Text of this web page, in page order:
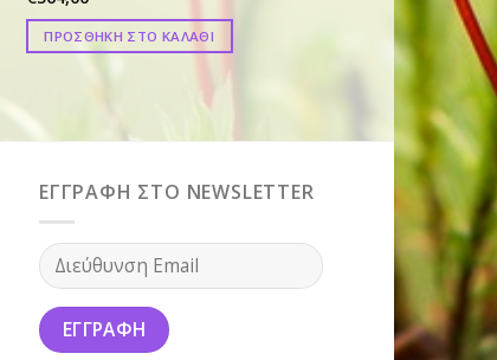
ΠΡΟΣΘΗΚΗ ΣΤΟ ΚΑΛΑΘΙ ΠΡΟΣΘΗΚΗ ΣΤΟ
ΕΓΓΡΑΦΗ ΣΤΟ NEWSLETTER